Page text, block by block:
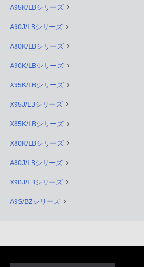
A95K/LBシリーズ
A90J/LBシリーズ
A80K/LBシリーズ
A90K/LBシリーズ
X95K/LBシリーズ
X95J/LBシリーズ
X85K/LBシリーズ
X80K/LBシリーズ
A80J/LBシリーズ
X90J/LBシリーズ
A9S/BZシリーズ